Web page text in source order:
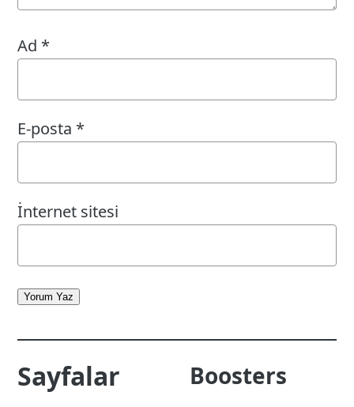
Ad *
E-posta *
İnternet sitesi
Yorum Yaz
Sayfalar Boosters